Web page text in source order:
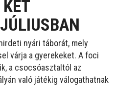
nyári táborát, mely
várja a gyerekeket. A foci
a csocsóasztaltól az
való játékig válogathatnak